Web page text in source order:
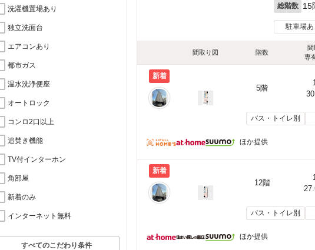
洗濯機置場あり
独立洗面台
エアコンあり
都市ガス
温水洗浄便座
オートロック
コンロ2口以上
追焚き機能
TV付インターホン
角部屋
新着のみ
インターネット無料
すべてのこだわり条件
総階数 15
駐車場あ
間取り図 階数
間
専
新着
5階
バス・トイレ別
ほか提供
新着
12階
バス・トイレ別
ほか提供